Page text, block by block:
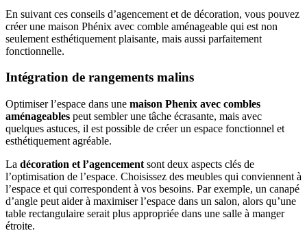
En suivant ces conseils d’agencement et de décoration, vous pouvez
créer une maison Phénix avec comble aménageable qui est non
seulement esthétiquement plaisante, mais aussi parfaitement
fonctionnelle.
Intégration de rangements malins
Optimiser l’espace dans une maison Phenix avec combles
aménageables peut sembler une tâche écrasante, mais avec
quelques astuces, il est possible de créer un espace fonctionnel et
esthétiquement agréable.
La décoration et l’agencement sont deux aspects clés de
l’optimisation de l’espace. Choisissez des meubles qui conviennent à
l’espace et qui correspondent à vos besoins. Par exemple, un canapé
d’angle peut aider à maximiser l’espace dans un salon, alors qu’une
table rectangulaire serait plus appropriée dans une salle à manger
étroite.